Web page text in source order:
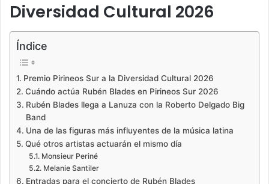
Diversidad Cultural 2026
Índice
Premio Pirineos Sur a la Diversidad Cultural 2026
Cuándo actúa Rubén Blades en Pirineos Sur 2026
Rubén Blades llega a Lanuza con la Roberto Delgado Big
Band
Una de las figuras más influyentes de la música latina
Qué otros artistas actuarán el mismo día
Monsieur Periné
Melanie Santiler
Entradas para el concierto de Rubén Blades